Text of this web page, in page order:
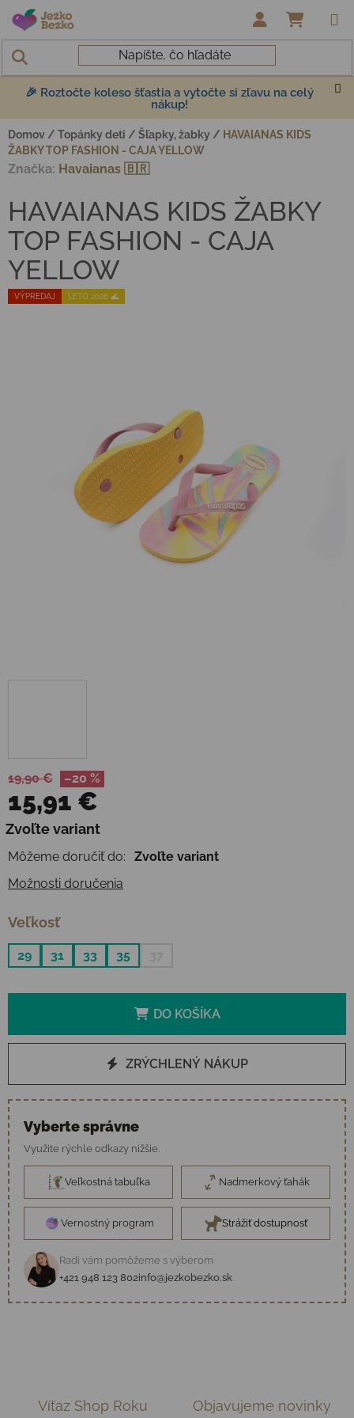
Prejsť na obsah
🎉 Roztočte koleso šťastia a vytočte si zľavu na celý
nákup!
Domov / Topánky deti / Šľapky, žabky / HAVAIANAS KIDS
ŽABKY TOP FASHION - CAJA YELLOW
19,90 € –20 %
15,91 €
Jednotková cena:
Zvoľte variant
Môžeme doručiť do:
Zvoľte variant
Možnosti doručenia
Veľkosť
29 31 33 35
DO KOŠÍKA
ZRÝCHLENÝ NÁKUP
Vyberte správne
Využite rýchle odkazy nižšie.
Veľkostná tabuľka Nadmerkový ťahák
Vernostný program Strážiť dostupnosť
Radi vám pomôžeme s výberom
+421 948 123 802info@jezkobezko.sk
VÝPREDAJ LETO 2026 🌊
HAVAIANAS KIDS ŽABKY
TOP FASHION - CAJA
YELLOW
Značka: Havaianas 🇧🇷
Víťaz Shop Roku Objavujeme novinky